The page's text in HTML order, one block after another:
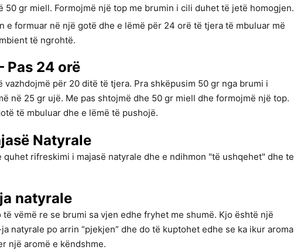
50 gr miell. Formojmë një top me brumin i cili duhet të jetë homogjen.
e formuar në një gotë dhe e lëmë për 24 orë të tjera të mbuluar më
të ngrohtë.
Pas 24 orë
vazhdojmë për 20 ditë të tjera. Pra shkëpusim 50 gr nga brumi i
në 25 gr ujë. Me pas shtojmë dhe 50 gr miell dhe formojmë një top.
të mbuluar dhe e lëmë të pushojë.
Natyrale
rifreskimi i majasë natyrale dhe e ndihmon "të ushqehet" dhe te
natyrale
të vëmë re se brumi sa vjen edhe fryhet me shumë. Kjo është një
natyrale po arrin “pjekjen” dhe do të kuptohet edhe se ka ikur aroma
një aromë e këndshme.